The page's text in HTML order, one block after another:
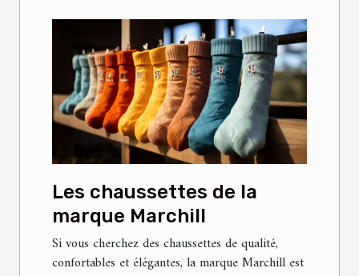
Les chaussettes de la
marque Marchill
Si vous cherchez des chaussettes de qualité,
confortables et élégantes, la marque Marchill est